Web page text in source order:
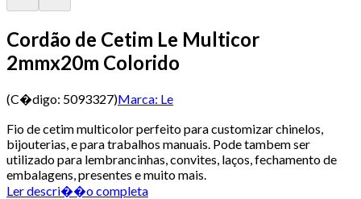
Cordão de Cetim Le Multicor
2mmx20m Colorido
(C�digo: 5093327)Marca: Le
Fio de cetim multicolor perfeito para customizar chinelos,
bijouterias, e para trabalhos manuais. Pode tambem ser
utilizado para lembrancinhas, convites, laços, fechamento de
embalagens, presentes e muito mais.
Ler descri��o completa